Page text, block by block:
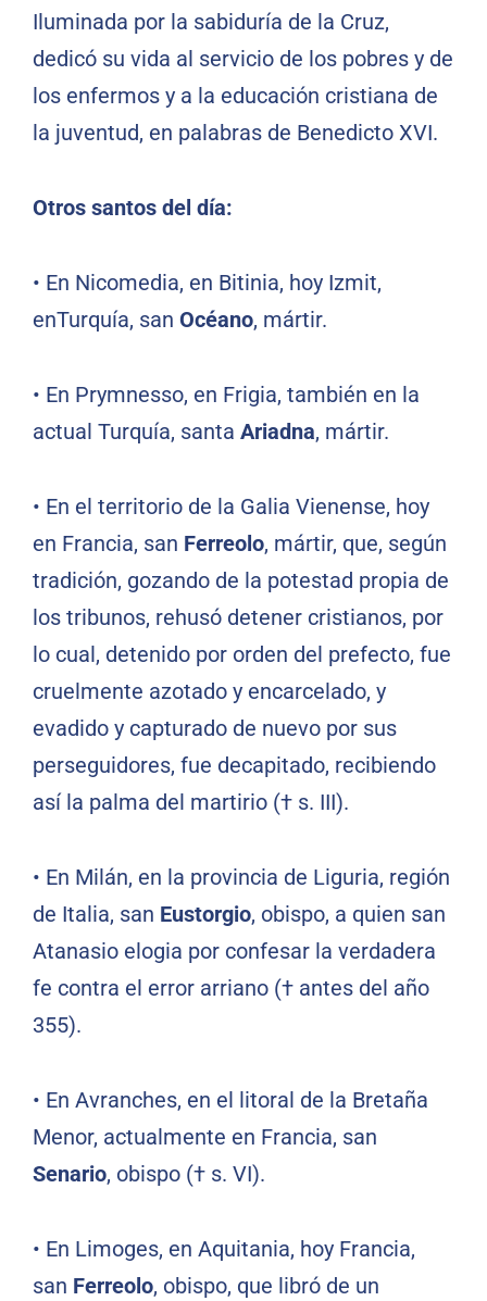
Iluminada por la sabiduría de la Cruz,
dedicó su vida al servicio de los pobres y de
los enfermos y a la educación cristiana de
la juventud, en palabras de Benedicto XVI.
Otros santos del día:
• En Nicomedia, en Bitinia, hoy Izmit,
enTurquía, san Océano, mártir.
• En Prymnesso, en Frigia, también en la
actual Turquía, santa Ariadna, mártir.
• En el territorio de la Galia Vienense, hoy
en Francia, san Ferreolo, mártir, que, según
tradición, gozando de la potestad propia de
los tribunos, rehusó detener cristianos, por
lo cual, detenido por orden del prefecto, fue
cruelmente azotado y encarcelado, y
evadido y capturado de nuevo por sus
perseguidores, fue decapitado, recibiendo
así la palma del martirio († s. III).
• En Milán, en la provincia de Liguria, región
de Italia, san Eustorgio, obispo, a quien san
Atanasio elogia por confesar la verdadera
fe contra el error arriano († antes del año
355).
• En Avranches, en el litoral de la Bretaña
Menor, actualmente en Francia, san
Senario, obispo († s. VI).
• En Limoges, en Aquitania, hoy Francia,
san Ferreolo, obispo, que libró de un